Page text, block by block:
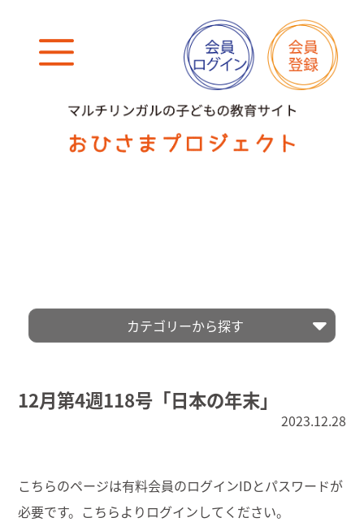
12月第4週118号「日本の年末」
2023.12.28
こちらのページは有料会員のログインIDとパスワードが
必要です。こちらより ログインしてください。